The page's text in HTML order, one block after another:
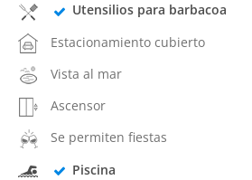
Utensilios para barbacoa
Estacionamiento cubierto
Vista al mar
Ascensor
Se permiten fiestas
Piscina